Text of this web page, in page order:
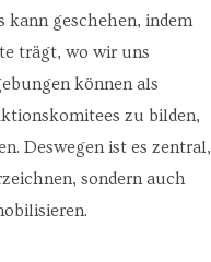
kann geschehen, indem
trägt, wo wir uns
können als
zu bilden,
Deswegen ist es zentral,
sondern auch